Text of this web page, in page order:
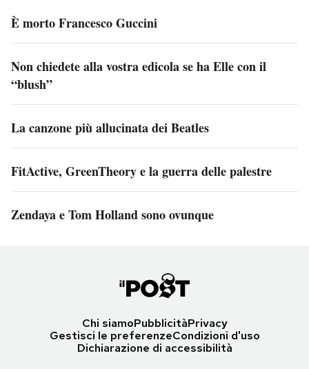
È morto Francesco Guccini
Non chiedete alla vostra edicola se ha Elle con il
“blush”
La canzone più allucinata dei Beatles
FitActive, GreenTheory e la guerra delle palestre
Zendaya e Tom Holland sono ovunque
Chi siamoPubblicitàPrivacy
Gestisci le preferenzeCondizioni d'uso
Dichiarazione di accessibilità